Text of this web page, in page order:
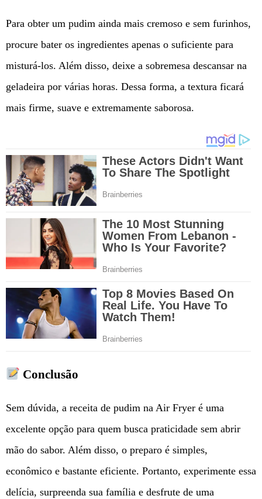
Para obter um pudim ainda mais cremoso e sem furinhos,
procure bater os ingredientes apenas o suficiente para
misturá-los. Além disso, deixe a sobremesa descansar na
geladeira por várias horas. Dessa forma, a textura ficará
mais firme, suave e extremamente saborosa.
Conclusão
Sem dúvida, a receita de pudim na Air Fryer é uma
excelente opção para quem busca praticidade sem abrir
mão do sabor. Além disso, o preparo é simples,
econômico e bastante eficiente. Portanto, experimente essa
delícia, surpreenda sua família e desfrute de uma